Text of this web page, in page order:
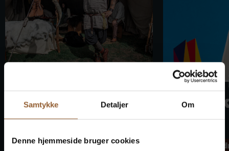
Samtykke Detaljer Om
Denne hjemmeside bruger cookies
Wikingermark
t
Bork Vikingehavn
Kunst
ge
Skjern